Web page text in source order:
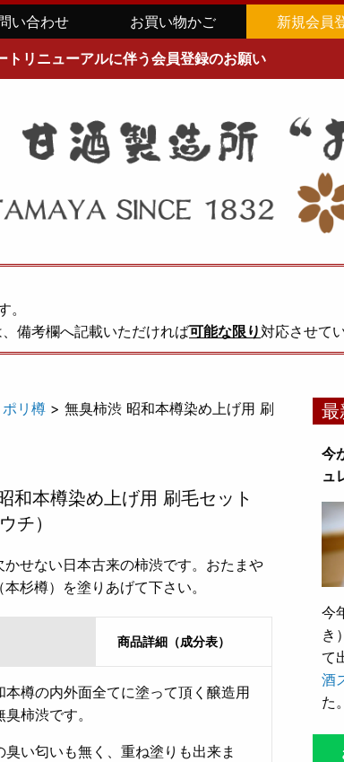
い合わせ お買い物かご 新規会員
トリニューアルに伴う会員登録のお願い
。
備考欄へ記載いただければ可能な限り対応させて
ポリ樽 > 無臭柿渋 昭和本樽染め上げ用 刷
和本樽染め上げ用 刷毛セット
チ）
かせない日本古来の柿渋です。おたまや
杉樽）を塗りあげて下さい。
商品詳細（成分表）
本樽の内外面全てに塗って頂く醸造用
柿渋です。
臭い匂いも無く、重ね塗りも出来ま
最
今
ュ
今
き
て
酒
た